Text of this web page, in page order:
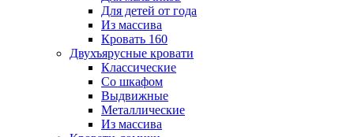
Для детей от года
Из массива
Кровать 160
Двухъярусные кровати
Классические
Со шкафом
Выдвижные
Металлические
Из массива